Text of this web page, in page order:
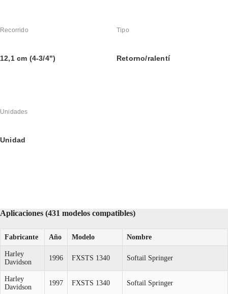
Recorrido
12,1 cm (4-3/4")
Tipo
Retorno/ralentí
Unidades
Unidad
Aplicaciones (431 modelos compatibles)
Fabricante Año Modelo Nombre
Harley
Davidson
1996 FXSTS 1340 Softail Springer
Harley
Davidson
1997 FXSTS 1340 Softail Springer